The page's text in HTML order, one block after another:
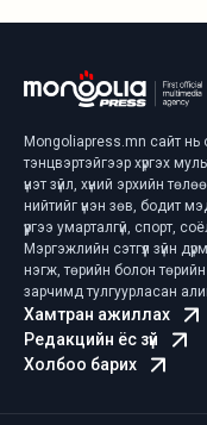
Mongoliapress.mn сайт
тэнцвэртэйгээр хүргэх
үнэт зүйл, хүний эрхийн
нийтийг үнэн зөв, бодит
үүргээ умарталгүй, спорт,
Мэргэжлийн сэтгүүл зүйн
нэгж, төрийн болон
зарчимд тулгуурласан
Хамтран ажиллах
Редакцийн ёс зүй
Холбоо барих